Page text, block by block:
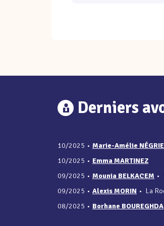
Derniers
10/2025 • Marie-Amélie
10/2025 • Emma MARTINEZ
09/2025 • Mounia BELKACEM •
09/2025 • Alexis MORIN • La
08/2025 • Borhane BOUREGHDA